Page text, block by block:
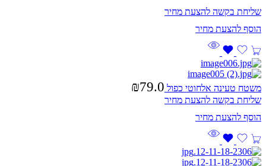
שליחת בקשה להצעת מחיר
משטח טעינה אלחוטי כפול ₪79.0
שליחת בקשה להצעת מחיר